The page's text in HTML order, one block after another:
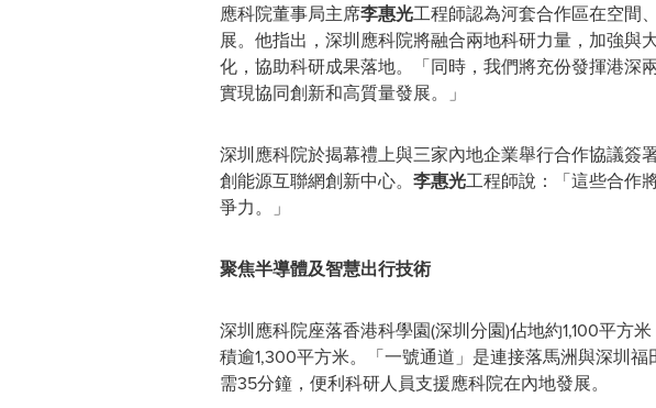
應科院董事局主席李惠光工程師認為河套合作區在空間
展。他指出，深圳應科院將融合兩地科研力量，加強
化，協助科研成果落地。「同時，我們將充份發揮港深
實現協同創新和高質量發展。」
深圳應科院於揭幕禮上與三家內地企業舉行合作協議簽
創能源互聯網創新中心。 李惠光工程師說：「這些合作
爭力。」
聚焦半導體及智慧出行技術
深圳應科院座落香港科學園(深圳分園)佔地約1,100平方
積逾1,300平方米。「一號通道」是連接落馬洲與深圳
需35分鐘，便利科研人員支援應科院在內地發展。